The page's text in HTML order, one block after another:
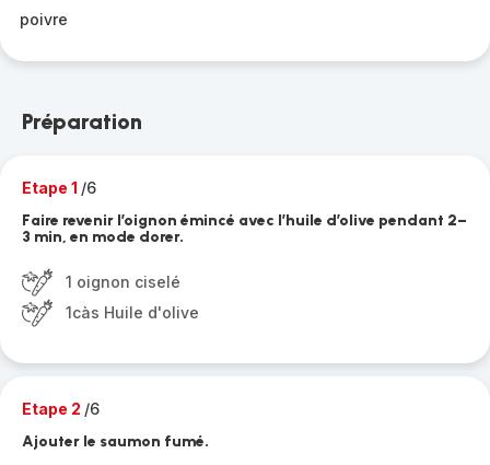
poivre
Préparation
Etape 1 /6
Faire revenir l’oignon émincé avec l’huile d’olive pendant 2–
3 min, en mode dorer.
1 oignon ciselé
1càs Huile d'olive
Etape 2 /6
Ajouter le saumon fumé.